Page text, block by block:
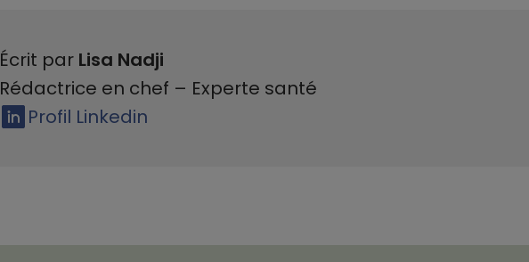
Écrit par Lisa Nadji
Rédactrice en chef – Experte santé
Profil Linkedin